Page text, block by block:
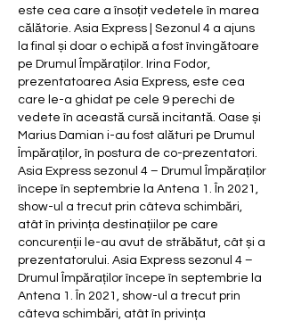
este cea care a însoțit vedetele în marea
călătorie. Asia Express | Sezonul 4 a ajuns
la final și doar o echipă a fost învingătoare
pe Drumul Împăraților. Irina Fodor,
prezentatoarea Asia Express, este cea
care le-a ghidat pe cele 9 perechi de
vedete în această cursă incitantă. Oase și
Marius Damian i-au fost alături pe Drumul
Împăraților, în postura de co-prezentatori.
Asia Express sezonul 4 – Drumul Împăraților
începe în septembrie la Antena 1. În 2021,
show-ul a trecut prin câteva schimbări,
atât în privința destinațiilor pe care
concurenții le-au avut de străbătut, cât și a
prezentatorului. Asia Express sezonul 4 –
Drumul Împăraților începe în septembrie la
Antena 1. În 2021, show-ul a trecut prin
câteva schimbări, atât în privința